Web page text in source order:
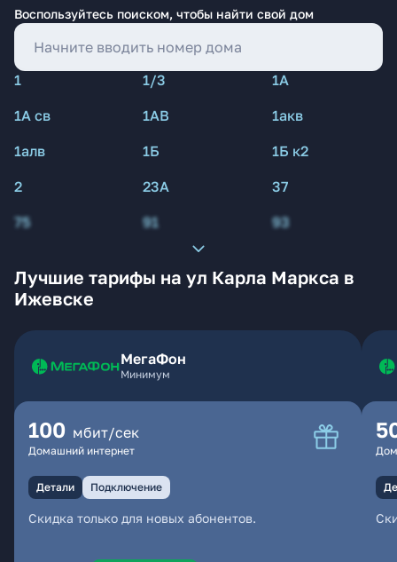
Воспользуйтесь поиском, чтобы найти свой дом
1 1/3
1А
1А св
1АВ
1акв
1алв
1Б
1Б к2
2
23А
37
75
91 93
Лучшие тарифы на ул Карла Маркса в
Ижевске
МегаФон
Минимум
100 мбит/сек
Домашний интернет
Детали Подключение
Скидка только для новых абонентов.